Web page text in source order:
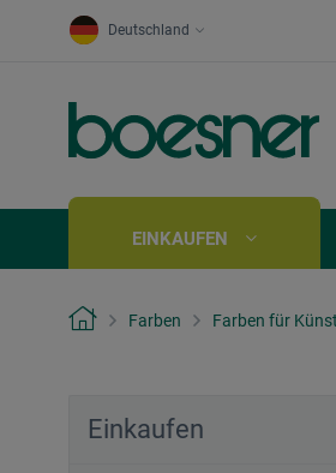
Deutschland
EINKAUFEN
Farben Farben für
Einkaufen